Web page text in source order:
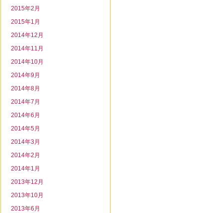
2015年2月
2015年1月
2014年12月
2014年11月
2014年10月
2014年9月
2014年8月
2014年7月
2014年6月
2014年5月
2014年3月
2014年2月
2014年1月
2013年12月
2013年10月
2013年6月